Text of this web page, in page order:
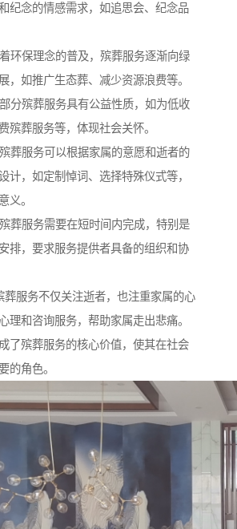
纪念的情感需求，如追思会、纪念品
环保理念的普及，殡葬服务逐渐向绿
，如推广生态葬、减少资源浪费等。
分殡葬服务具有公益性质，如为低收
殡葬服务等，体现社会关怀。
葬服务可以根据家属的意愿和逝者的
计，如定制悼词、选择特殊仪式等，
义。
葬服务需要在短时间内完成，特别是
排，要求服务提供者具备的组织和协
葬服务不仅关注逝者，也注重家属的心
理和咨询服务，帮助家属走出悲痛。
了殡葬服务的核心价值，使其在社会
的角色。